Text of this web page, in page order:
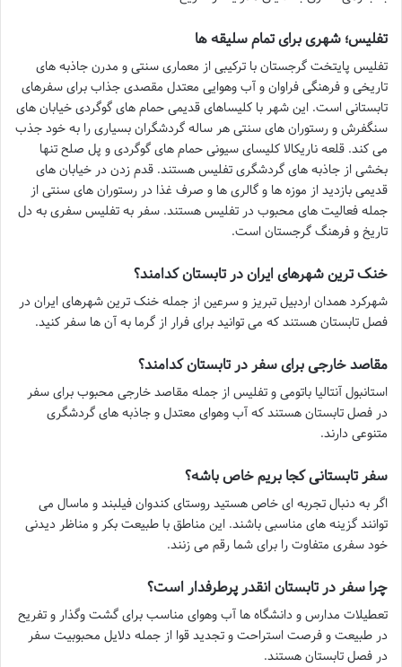
تفلیس؛ شهری برای تمام سلیقه ها
تفلیس پایتخت گرجستان با ترکیبی از معماری سنتی و مدرن جاذبه های
تاریخی و فرهنگی فراوان و آب وهوایی معتدل مقصدی جذاب برای سفرهای
تابستانی است. این شهر با کلیساهای قدیمی حمام های گوگردی خیابان های
سنگفرش و رستوران های سنتی هر ساله گردشگران بسیاری را به خود جذب
می کند. قلعه ناریکالا کلیسای سیونی حمام های گوگردی و پل صلح تنها
بخشی از جاذبه های گردشگری تفلیس هستند. قدم زدن در خیابان های
قدیمی بازدید از موزه ها و گالری ها و صرف غذا در رستوران های سنتی از
جمله فعالیت های محبوب در تفلیس هستند. سفر به تفلیس سفری به دل
تاریخ و فرهنگ گرجستان است.
خنک ترین شهرهای ایران در تابستان کدامند؟
شهرکرد همدان اردبیل تبریز و سرعین از جمله خنک ترین شهرهای ایران در
فصل تابستان هستند که می توانید برای فرار از گرما به آن ها سفر کنید.
مقاصد خارجی برای سفر در تابستان کدامند؟
استانبول آنتالیا باتومی و تفلیس از جمله مقاصد خارجی محبوب برای سفر
در فصل تابستان هستند که آب وهوای معتدل و جاذبه های گردشگری
متنوعی دارند.
سفر تابستانی کجا بریم خاص باشه؟
اگر به دنبال تجربه ای خاص هستید روستای کندوان فیلبند و ماسال می
توانند گزینه های مناسبی باشند. این مناطق با طبیعت بکر و مناظر دیدنی
خود سفری متفاوت را برای شما رقم می زنند.
چرا سفر در تابستان انقدر پرطرفدار است؟
تعطیلات مدارس و دانشگاه ها آب وهوای مناسب برای گشت وگذار و تفریح
در طبیعت و فرصت استراحت و تجدید قوا از جمله دلایل محبوبیت سفر
در فصل تابستان هستند.